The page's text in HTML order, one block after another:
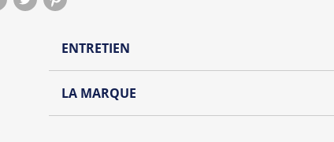
ENTRETIEN
LA MARQUE